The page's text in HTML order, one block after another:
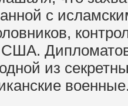
с
США.
из